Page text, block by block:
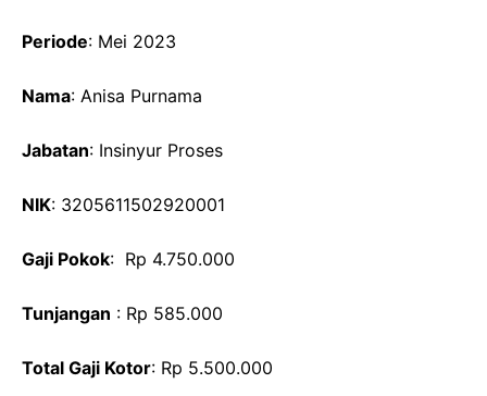
Periode: Mei 2023
Nama: Anisa Purnama
Jabatan: Insinyur Proses
NIK: 3205611502920001
Gaji Pokok: Rp 4.750.000
Tunjangan : Rp 585.000
Total Gaji Kotor: Rp 5.500.000